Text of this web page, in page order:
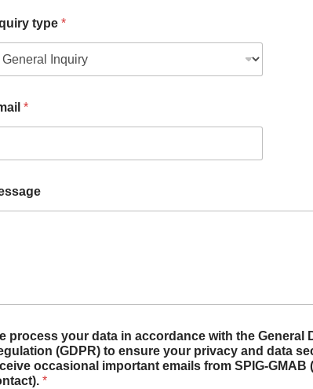
type *
*
process your data in accordance with the General
(GDPR) to ensure your privacy and data security. I
occasional important emails from SPIG-GMAB
*